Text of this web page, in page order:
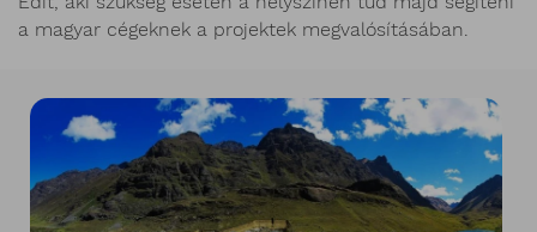
a magyar cégeknek a projektek megvalósításában.